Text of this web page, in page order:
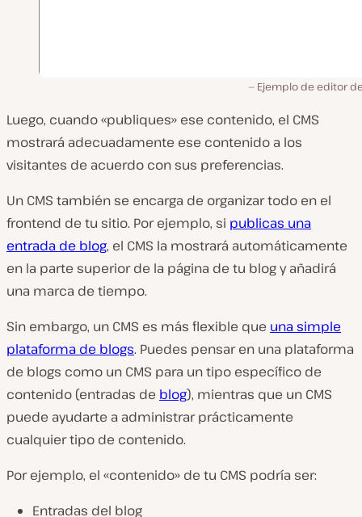
Ejemplo de editor
Luego, cuando «publiques» ese contenido, el CMS
mostrará adecuadamente ese contenido a los
visitantes de acuerdo con sus preferencias.
Un CMS también se encarga de organizar todo en el
frontend de tu sitio. Por ejemplo, si publicas una
entrada de blog, el CMS la mostrará automáticamente
en la parte superior de la página de tu blog y añadirá
una marca de tiempo.
Sin embargo, un CMS es más flexible que una simple
plataforma de blogs. Puedes pensar en una plataforma
de blogs como un CMS para un tipo específico de
contenido (entradas de blog), mientras que un CMS
puede ayudarte a administrar prácticamente
cualquier tipo de contenido.
Por ejemplo, el «contenido» de tu CMS podría ser:
Entradas del blog